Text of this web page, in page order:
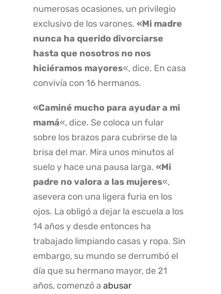
numerosas ocasiones, un privilegio
exclusivo de los varones.«Mi madre
nunca ha querido divorciarse
hasta que nosotros no nos
hiciéramos mayores«, dice. En casa
convivía con 16 hermanos.
«Caminé mucho para ayudar a mi
mamá«, dice. Se coloca un fular
sobre los brazos para cubrirse de la
brisa del mar. Mira unos minutos al
suelo y hace una pausa larga.«Mi
padre no valora a las mujeres«,
asevera con una ligera furia en los
ojos. La obligó a dejar la escuela a los
14 años y desde entonces ha
trabajado limpiando casas y ropa. Sin
embargo, su mundo se derrumbó el
día que su hermano mayor, de 21
años, comenzó aabusar